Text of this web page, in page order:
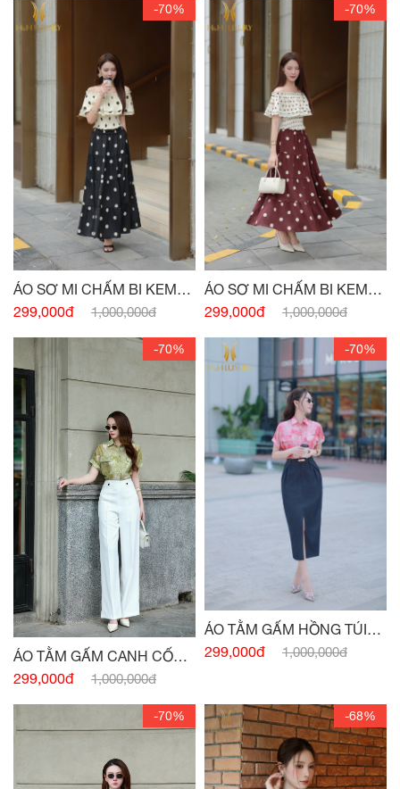
-70%
ÁO SƠ MI CHẤM BI KEM
ĐEN CHUN VAI
299,000đ 1,000,000đ
-70%
ÁO SƠ MI CHẤM BI KEM
ĐỎ CHUN VAI
299,000đ 1,000,000đ
-70%
ÁO TẰM GẤM CANH CỐM
TÚI NGỰC
299,000đ 1,000,000đ
-70%
ÁO TẰM GẤM HỒNG TÚI
NGỰC
299,000đ 1,000,000đ
-70% -68%